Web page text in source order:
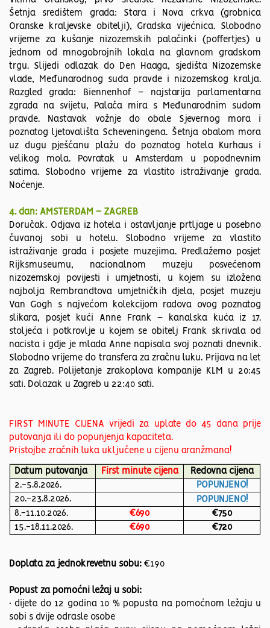
Šetnja središtem grada: Stara i Nova crkva (grobnica
Oranske kraljevske obitelji), Gradska vijećnica. Slobodno
vrijeme za kušanje nizozemskih palačinki (poffertjes) u
jednom od mnogobrojnih lokala na glavnom gradskom
trgu. Slijedi odlazak do Den Haaga, sjedišta Nizozemske
vlade, Međunarodnog suda pravde i nizozemskog kralja.
Razgled grada: Biennenhof – najstarija parlamentarna
zgrada na svijetu, Palača mira s Međunarodnim sudom
pravde. Nastavak vožnje do obale Sjevernog mora i
poznatog ljetovališta Scheveningena. Šetnja obalom mora
uz dugu pješčanu plažu do poznatog hotela Kurhaus i
velikog mola. Povratak u Amsterdam u popodnevnim
satima. Slobodno vrijeme za vlastito istraživanje grada.
Noćenje.
4. dan: AMSTERDAM – ZAGREB
Doručak. Odjava iz hotela i ostavljanje prtljage u posebno
čuvanoj sobi u hotelu. Slobodno vrijeme za vlastito
istraživanje grada i posjete muzejima. Predlažemo posjet
Rijksmuseumu, nacionalnom muzeju posvećenom
nizozemskoj povijesti i umjetnosti, u kojem su izložena
najbolja Rembrandtova umjetničkih djela, posjet muzeju
Van Gogh s najvećom kolekcijom radova ovog poznatog
slikara, posjet kući Anne Frank – kanalska kuća iz 17.
stoljeća i potkrovlje u kojem se obitelj Frank skrivala od
nacista i gdje je mlada Anne napisala svoj poznati dnevnik.
Slobodno vrijeme do transfera za zračnu luku. Prijava na let
za Zagreb. Polijetanje zrakoplova kompanije KLM u 20:45
sati. Dolazak u Zagreb u 22:40 sati.
FIRST MINUTE CIJENA vrijedi za uplate do 45 dana prije
putovanja ili do popunjenja kapaciteta.
Pristojbe zračnih luka uključene u cijenu aranžmana!
Datum putovanja First minute cijena
Redovna cijena
2.-5.8.2026.
POPUNJENO!
20.-23.8.2026.
POPUNJENO!
8.-11.10.2026.
€690
€750
15.-18.11.2026.
€690 €720
Doplata za jednokrevetnu sobu: €190
Popust za pomoćni ležaj u sobi:
• dijete do 12 godina 10 % popusta na pomoćnom ležaju u
sobi s dvije odrasle osobe